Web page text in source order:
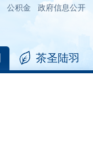
公积金 政府信息公开
茶圣陆羽